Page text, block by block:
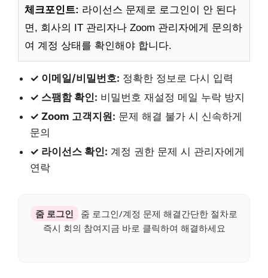
체크포인트: 라이선스 문제로 로그인이 안 된다
면, 회사의 IT 관리자나 Zoom 관리자에게 문의하
여 계정 상태를 확인해야 합니다.
✓ 이메일/비밀번호: 정확한 정보로 다시 입력
✓ 스팸함 확인: 비밀번호 재설정 메일 누락 방지
✓ Zoom 고객지원: 문제 해결 불가 시 신속하게
문의
✓ 라이선스 확인: 계정 권한 문제 시 관리자에게
연락
줌 로그인
줌 로그인/계정 문제 해결간단한 절차로
즉시 회의 참여지금 바로 클릭하여 해결하세요